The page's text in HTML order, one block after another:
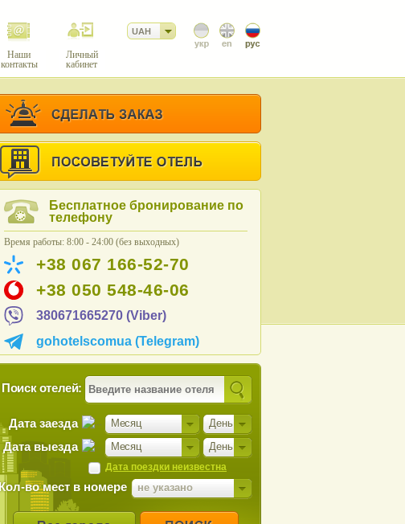
Наши
контакты
Личный
кабинет
UAH
Бесплатное бронирование по
телефону
Время работы: 8:00 - 24:00 (без выходных)
+38 067 166-52-70
+38 050 548-46-06
380671665270 (Viber)
gohotelscomua (Telegram)
Поиск отелей:
Месяц День
Дата заезда
Месяц День
Дата выезда
Дата поездки неизвестна
Кол-во мест в номере не указано